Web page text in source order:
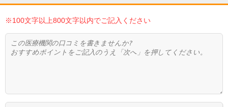
※100文字以上800文字以内でご記入ください